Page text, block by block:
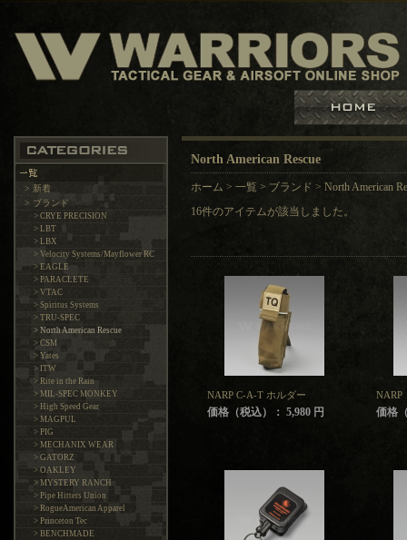
> 新着
> ブランド
> CRYE PRECISION
> LBT
> LBX
> Velocity Systems/Mayflower RC
> EAGLE
> PARACLETE
> VTAC
> Spiritus Systems
> TRU-SPEC
> North American Rescue
> CSM
> Yates
> ITW
> Rite in the Rain
> MIL-SPEC MONKEY
> High Speed Gear
> MAGPUL
> PIG
> MECHANIX WEAR
> GATORZ
> OAKLEY
> MYSTERY RANCH
> Pipe Hitters Union
> RogueAmerican Apparel
> Princeton Tec
> BENCHMADE
North American Rescue
ホーム > 一覧 > ブランド > North American
16件のアイテムが該当しました。
NARP C-A-T ホルダー
価格（税込）： 5,980 円
NARP
価格